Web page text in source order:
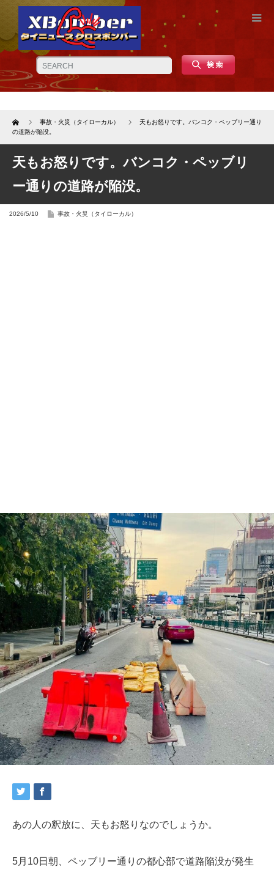
Home 事故・火災（タイローカル）
天もお怒りです。バンコク・ペッブリー通り
の道路が陥没。
天もお怒りです。バンコク・ペッブリ
ー通りの道路が陥没。
2026/5/10 事故・火災（タイローカル）
あの人の釈放に、天もお怒りなのでしょうか。
5月10日朝、 ペッブリー通り の都心部で道路陥没が発生